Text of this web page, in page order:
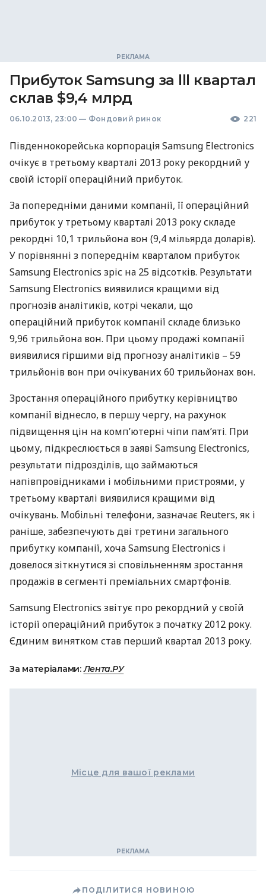
Прибуток Samsung за lll квартал
склав $9,4 млрд
06.10.2013, 23:00 — Фондовий ринок 221
Південнокорейська корпорація Samsung Electronics
очікує в третьому кварталі 2013 року рекордний у
своїй історії операційний прибуток.
За попередніми даними компанії, її операційний
прибуток у третьому кварталі 2013 року складе
рекордні 10,1 трильйона вон (9,4 мільярда доларів).
У порівнянні з попереднім кварталом прибуток
Samsung Electronics зріс на 25 відсотків. Результати
Samsung Electronics виявилися кращими від
прогнозів аналітиків, котрі чекали, що
операційний прибуток компанії складе близько
9,96 трильйона вон. При цьому продажі компанії
виявилися гіршими від прогнозу аналітиків – 59
трильйонів вон при очікуваних 60 трильйонах вон.
Зростання операційного прибутку керівництво
компанії віднесло, в першу чергу, на рахунок
підвищення цін на комп’ютерні чіпи пам’яті. При
цьому, підкреслюється в заяві Samsung Electronics,
результати підрозділів, що займаються
напівпровідниками і мобільними пристроями, у
третьому кварталі виявилися кращими від
очікувань. Мобільні телефони, зазначає Reuters, як і
раніше, забезпечують дві третини загального
прибутку компанії, хоча Samsung Electronics і
довелося зіткнутися зі сповільненням зростання
продажів в сегменті преміальних смартфонів.
Samsung Electronics звітує про рекордний у своїй
історії операційний прибуток з початку 2012 року.
Єдиним винятком став перший квартал 2013 року.
За матеріалами:Лента.РУ
Місце для вашої реклами
ПОДІЛИТИСЯ НОВИНОЮ